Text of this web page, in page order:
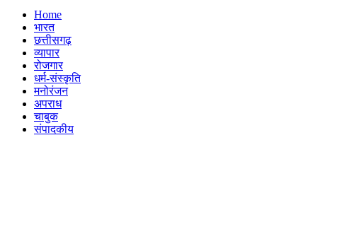
Home
भारत
छत्तीसगढ़
व्यापार
रोजगार
धर्म-संस्कृति
मनोरंजन
अपराध
चाबुक
संपादकीय